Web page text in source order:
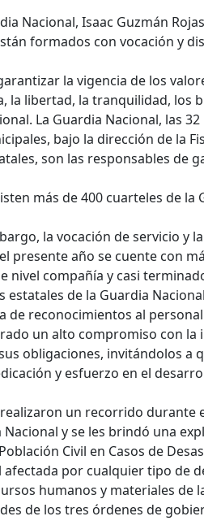
Nacional, Isaac Guzmán
formados con vocación y
la vigencia de los
la libertad, la tranquilidad, los
La Guardia Nacional, las
bajo la dirección de la
son las responsables de
más de 400 cuarteles de la
la vocación de servicio y
presente año se cuente con
nivel compañía y casi
de la Guardia
de reconocimientos al
un alto compromiso con la
obligaciones, invitándolos a
y esfuerzo en el
un recorrido durante
y se les brindó una
Civil en Casos de
por cualquier tipo de
humanos y materiales de
de los tres órdenes de